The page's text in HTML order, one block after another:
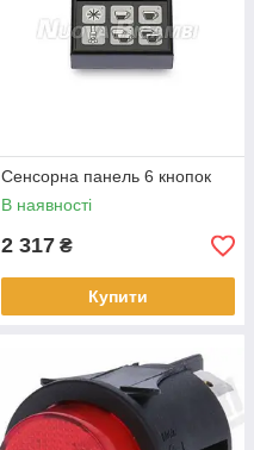
Сенсорна панель 6 кнопок
В наявності
2 317 ₴
Купити